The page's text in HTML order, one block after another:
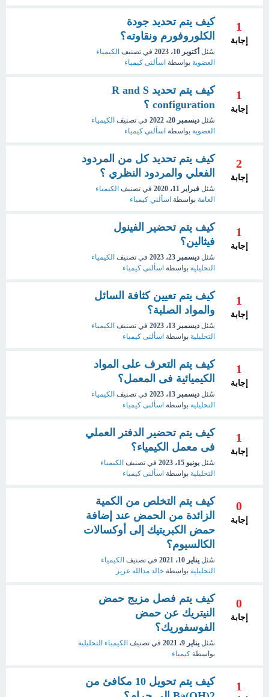
1
إجابة
كيف يتم تحديد جودة
الكلوروفورم ونقاوته؟
سُئل أكتوبر 10، 2023 في تصنيف الكيمياء
العضوية بواسطة اسألنى كيمياء
1
إجابة
كيف يتم تحديد R and S
configuration ؟
سُئل ديسمبر 20، 2022 في تصنيف الكيمياء
العضوية بواسطة اسألني كيمياء
2
إجابة
كيف يتم تحديد كل من المردود
الفعلي والمردود النظري ؟
سُئل فبراير 11، 2020 في تصنيف الكيمياء
العامة بواسطة اسألني كيمياء
1
إجابة
كيف يتم تحضير الفينول
فيثالين؟
سُئل ديسمبر 23، 2023 في تصنيف الكيمياء
التحليلية بواسطة اسألنى كيمياء
1
إجابة
كيف يتم تعيين كثافة السائل
والمواد الصلبة؟
سُئل ديسمبر 13، 2023 في تصنيف الكيمياء
التحليلية بواسطة اسألنى كيمياء
1
إجابة
كيف يتم التعرف على المواد
الكيميائية فى المعمل؟
سُئل ديسمبر 13، 2023 في تصنيف الكيمياء
التحليلية بواسطة اسألنى كيمياء
1
إجابة
كيف يتم تحضير الدفتر العملي
فى معمل الكيمياء؟
سُئل يونيو 15، 2023 في تصنيف الكيمياء
التحليلية بواسطة اسألنى كيمياء
0
إجابة
كيف يتم التخلص من الكمية
الزائدة من الحمض عند إضافة
حمض الكبريتيك إلى أوكسالات
الكالسيوم؟
سُئل يناير 10، 2021 في تصنيف الكيمياء
التحليلية بواسطة خالد مدالله عزيز
0
إجابة
كيف يتم فصل مزيج حمض
النيتريك عن حمض
الفوسفوريك؟
سُئل يناير 9، 2021 في تصنيف الكيمياء التحليلية
بواسطة كيمياء
1
كيف يتم تحويل 10 مكافئ من